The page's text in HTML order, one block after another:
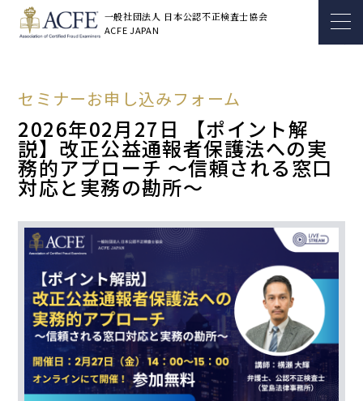
一般社団法人 日本公認不正検査士協会
ACFE JAPAN
セミナーお申し込みフォーム
2026年02月27日 【ポイント解
説】改正公益通報者保護法への実
務的アプローチ ～信頼される窓口
対応と実務の勘所～